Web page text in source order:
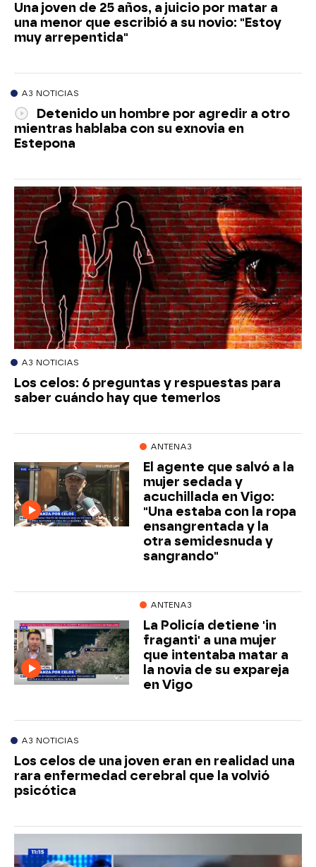
Una joven de 25 años, a juicio por matar a
una menor que escribió a su novio: "Estoy
muy arrepentida"
A3 NOTICIAS
Detenido un hombre por agredir a otro
mientras hablaba con su exnovia en
Estepona
A3 NOTICIAS
Los celos: 6 preguntas y respuestas para
saber cuándo hay que temerlos
ANTENA3
El agente que salvó a la
mujer sedada y
acuchillada en Vigo:
"Una estaba con la ropa
ensangrentada y la
otra semidesnuda y
sangrando"
ANTENA3
La Policía detiene 'in
fraganti' a una mujer
que intentaba matar a
la novia de su expareja
en Vigo
A3 NOTICIAS
Los celos de una joven eran en realidad una
rara enfermedad cerebral que la volvió
psicótica